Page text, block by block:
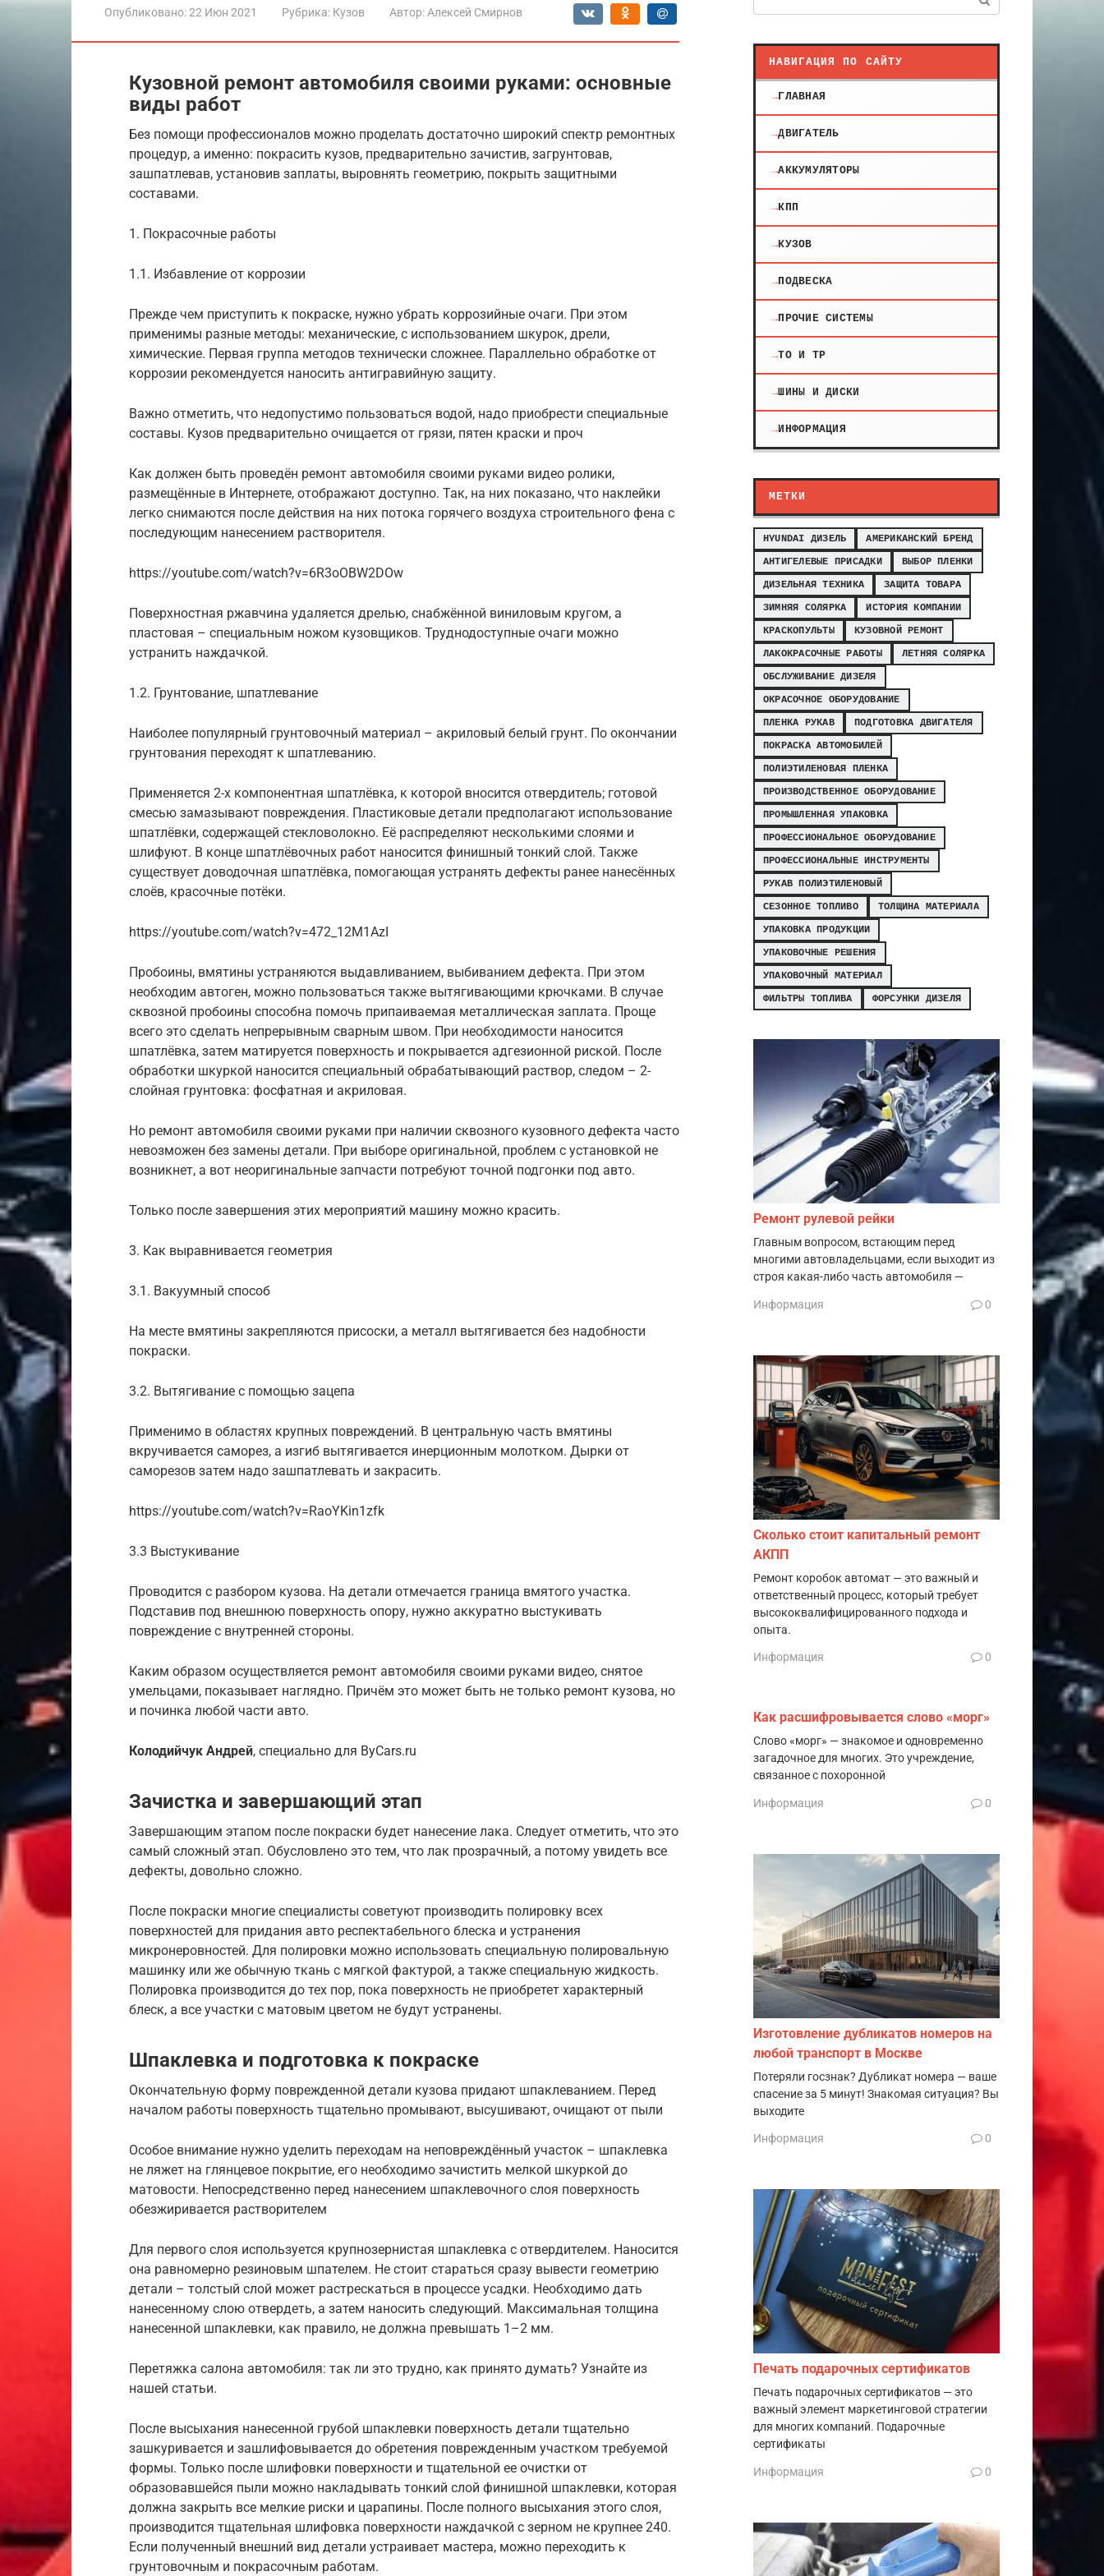
Опубликовано:22 Июн 2021 Рубрика: Кузов Автор: Алексей Смирнов
Кузовной ремонт автомобиля своими руками: основные
виды работ
Без помощи профессионалов можно проделать достаточно широкий спектр ремонтных
процедур, а именно: покрасить кузов, предварительно зачистив, загрунтовав,
зашпатлевав, установив заплаты, выровнять геометрию, покрыть защитными
составами.
1. Покрасочные работы
1.1. Избавление от коррозии
Прежде чем приступить к покраске, нужно убрать коррозийные очаги. При этом
применимы разные методы: механические, с использованием шкурок, дрели,
химические. Первая группа методов технически сложнее. Параллельно обработке от
коррозии рекомендуется наносить антигравийную защиту.
Важно отметить, что недопустимо пользоваться водой, надо приобрести специальные
составы. Кузов предварительно очищается от грязи, пятен краски и проч
Как должен быть проведён ремонт автомобиля своими руками видео ролики,
размещённые в Интернете, отображают доступно. Так, на них показано, что наклейки
легко снимаются после действия на них потока горячего воздуха строительного фена с
последующим нанесением растворителя.
https://youtube.com/watch?v=6R3oOBW2DOw
Поверхностная ржавчина удаляется дрелью, снабжённой виниловым кругом, а
пластовая – специальным ножом кузовщиков. Труднодоступные очаги можно
устранить наждачкой.
1.2. Грунтование, шпатлевание
Наиболее популярный грунтовочный материал – акриловый белый грунт. По окончании
грунтования переходят к шпатлеванию.
Применяется 2-х компонентная шпатлёвка, к которой вносится отвердитель; готовой
смесью замазывают повреждения. Пластиковые детали предполагают использование
шпатлёвки, содержащей стекловолокно. Её распределяют несколькими слоями и
шлифуют. В конце шпатлёвочных работ наносится финишный тонкий слой. Также
существует доводочная шпатлёвка, помогающая устранять дефекты ранее нанесённых
слоёв, красочные потёки.
https://youtube.com/watch?v=472_12M1AzI
Пробоины, вмятины устраняются выдавливанием, выбиванием дефекта. При этом
необходим автоген, можно пользоваться также вытягивающими крючками. В случае
сквозной пробоины способна помочь припаиваемая металлическая заплата. Проще
всего это сделать непрерывным сварным швом. При необходимости наносится
шпатлёвка, затем матируется поверхность и покрывается адгезионной риской. После
обработки шкуркой наносится специальный обрабатывающий раствор, следом – 2-
слойная грунтовка: фосфатная и акриловая.
Но ремонт автомобиля своими руками при наличии сквозного кузовного дефекта часто
невозможен без замены детали. При выборе оригинальной, проблем с установкой не
возникнет, а вот неоригинальные запчасти потребуют точной подгонки под авто.
Только после завершения этих мероприятий машину можно красить.
3. Как выравнивается геометрия
3.1. Вакуумный способ
На месте вмятины закрепляются присоски, а металл вытягивается без надобности
покраски.
3.2. Вытягивание с помощью зацепа
Применимо в областях крупных повреждений. В центральную часть вмятины
вкручивается саморез, а изгиб вытягивается инерционным молотком. Дырки от
саморезов затем надо зашпатлевать и закрасить.
https://youtube.com/watch?v=RaoYKin1zfk
3.3 Выстукивание
Проводится с разбором кузова. На детали отмечается граница вмятого участка.
Подставив под внешнюю поверхность опору, нужно аккуратно выстукивать
повреждение с внутренней стороны.
Каким образом осуществляется ремонт автомобиля своими руками видео, снятое
умельцами, показывает наглядно. Причём это может быть не только ремонт кузова, но
и починка любой части авто.
Колодийчук Андрей, специально для ByCars.ru
Зачистка и завершающий этап
Завершающим этапом после покраски будет нанесение лака. Следует отметить, что это
самый сложный этап. Обусловлено это тем, что лак прозрачный, а потому увидеть все
дефекты, довольно сложно.
После покраски многие специалисты советуют производить полировку всех
поверхностей для придания авто респектабельного блеска и устранения
микронеровностей. Для полировки можно использовать специальную полировальную
машинку или же обычную ткань с мягкой фактурой, а также специальную жидкость.
Полировка производится до тех пор, пока поверхность не приобретет характерный
блеск, а все участки с матовым цветом не будут устранены.
Шпаклевка и подготовка к покраске
Окончательную форму поврежденной детали кузова придают шпаклеванием. Перед
началом работы поверхность тщательно промывают, высушивают, очищают от пыли
Особое внимание нужно уделить переходам на неповреждённый участок – шпаклевка
не ляжет на глянцевое покрытие, его необходимо зачистить мелкой шкуркой до
матовости. Непосредственно перед нанесением шпаклевочного слоя поверхность
обезжиривается растворителем
Для первого слоя используется крупнозернистая шпаклевка с отвердителем. Наносится
она равномерно резиновым шпателем. Не стоит стараться сразу вывести геометрию
детали – толстый слой может растрескаться в процессе усадки. Необходимо дать
нанесенному слою отвердеть, а затем наносить следующий. Максимальная толщина
нанесенной шпаклевки, как правило, не должна превышать 1–2 мм.
Перетяжка салона автомобиля: так ли это трудно, как принято думать? Узнайте из
нашей статьи.
После высыхания нанесенной грубой шпаклевки поверхность детали тщательно
зашкуривается и зашлифовывается до обретения поврежденным участком требуемой
формы. Только после шлифовки поверхности и тщательной ее очистки от
образовавшейся пыли можно накладывать тонкий слой финишной шпаклевки, которая
должна закрыть все мелкие риски и царапины. После полного высыхания этого слоя,
производится тщательная шлифовка поверхности наждачкой с зерном не крупнее 240.
Если полученный внешний вид детали устраивает мастера, можно переходить к
грунтовочным и покрасочным работам.
НАВИГАЦИЯ ПО САЙТУ
ГЛАВНАЯ
ДВИГАТЕЛЬ
АККУМУЛЯТОРЫ
КПП
КУЗОВ
ПОДВЕСКА
ПРОЧИЕ СИСТЕМЫ
ТО И ТР
ШИНЫ И ДИСКИ
ИНФОРМАЦИЯ
МЕТКИ
HYUNDAI ДИЗЕЛЬ
АМЕРИКАНСКИЙ БРЕНД
АНТИГЕЛЕВЫЕ ПРИСАДКИ
ВЫБОР ПЛЕНКИ
ДИЗЕЛЬНАЯ ТЕХНИКА
ЗАЩИТА ТОВАРА
ЗИМНЯЯ СОЛЯРКА
ИСТОРИЯ КОМПАНИИ
КРАСКОПУЛЬТЫ
КУЗОВНОЙ РЕМОНТ
ЛАКОКРАСОЧНЫЕ РАБОТЫ
ЛЕТНЯЯ СОЛЯРКА
ОБСЛУЖИВАНИЕ ДИЗЕЛЯ
ОКРАСОЧНОЕ ОБОРУДОВАНИЕ
ПЛЕНКА РУКАВ
ПОДГОТОВКА ДВИГАТЕЛЯ
ПОКРАСКА АВТОМОБИЛЕЙ
ПОЛИЭТИЛЕНОВАЯ ПЛЕНКА
ПРОИЗВОДСТВЕННОЕ ОБОРУДОВАНИЕ
ПРОМЫШЛЕННАЯ УПАКОВКА
ПРОФЕССИОНАЛЬНОЕ ОБОРУДОВАНИЕ
ПРОФЕССИОНАЛЬНЫЕ ИНСТРУМЕНТЫ
РУКАВ ПОЛИЭТИЛЕНОВЫЙ
СЕЗОННОЕ ТОПЛИВО
ТОЛЩИНА МАТЕРИАЛА
УПАКОВКА ПРОДУКЦИИ
УПАКОВОЧНЫЕ РЕШЕНИЯ
УПАКОВОЧНЫЙ МАТЕРИАЛ
ФИЛЬТРЫ ТОПЛИВА
ФОРСУНКИ ДИЗЕЛЯ
Ремонт рулевой рейки
Главным вопросом, встающим перед
многими автовладельцами, если выходит из
строя какая-либо часть автомобиля —
Информация 0
Сколько стоит капитальный ремонт
АКПП
Ремонт коробок автомат — это важный и
ответственный процесс, который требует
высококвалифицированного подхода и
опыта.
Информация 0
Как расшифровывается слово «морг»
Слово «морг» — знакомое и одновременно
загадочное для многих. Это учреждение,
связанное с похоронной
Информация 0
Изготовление дубликатов номеров на
любой транспорт в Москве
Потеряли госзнак? Дубликат номера — ваше
спасение за 5 минут! Знакомая ситуация? Вы
выходите
Информация 0
Печать подарочных сертификатов
Печать подарочных сертификатов — это
важный элемент маркетинговой стратегии
для многих компаний. Подарочные
сертификаты
Информация 0